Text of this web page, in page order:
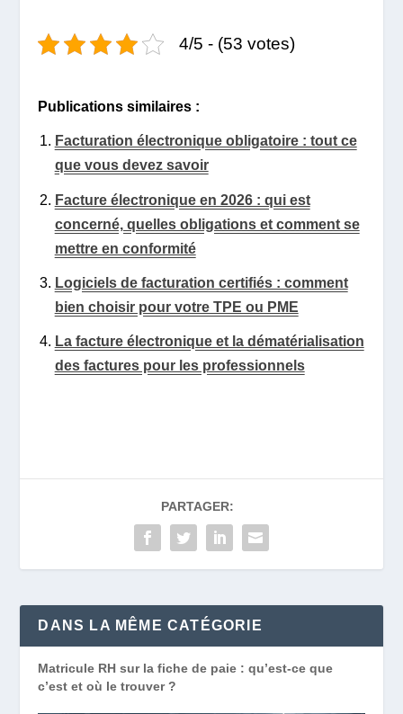
4/5 - (53 votes)
Publications similaires :
Facturation électronique obligatoire : tout ce
que vous devez savoir
Facture électronique en 2026 : qui est
concerné, quelles obligations et comment se
mettre en conformité
Logiciels de facturation certifiés : comment
bien choisir pour votre TPE ou PME
La facture électronique et la dématérialisation
des factures pour les professionnels
PARTAGER:
DANS LA MÊME CATÉGORIE
Matricule RH sur la fiche de paie : qu’est-ce que
c’est et où le trouver ?